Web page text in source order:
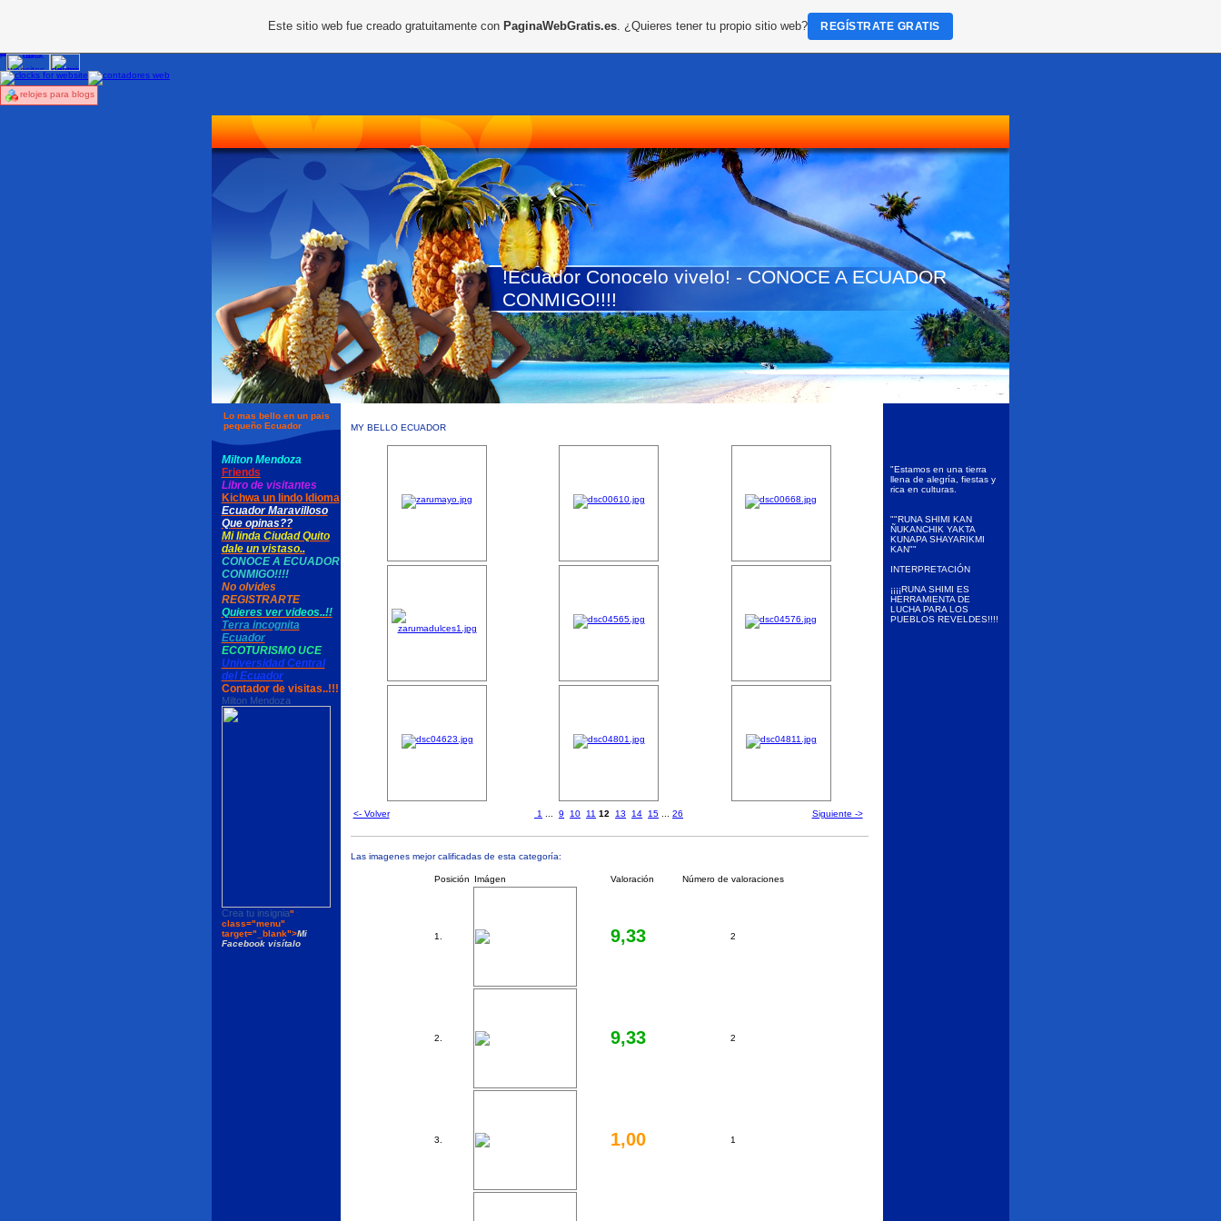
relojes para blogs
!Ecuador Conocelo vivelo! - CONOCE A ECUADOR
CONMIGO!!!!
Lo mas bello en un pais
pequeño Ecuador
Milton Mendoza
Friends
Libro de visitantes
Kichwa un lindo Idioma
Ecuador Maravilloso
Que opinas??
Mi linda Ciudad Quito
dale un vistaso..
CONOCE A ECUADOR
CONMIGO!!!!
No olvides
REGISTRARTE
Quieres ver videos..!!
Terra incognita
Ecuador
ECOTURISMO UCE
Universidad Central
del Ecuador
Contador de visitas..!!!
Milton Mendoza
Crea tu insignia"
class="menu"
target="_blank">Mi
Facebook visítalo
MY BELLO ECUADOR
<- Volver 1 ...9 10 11 12 13 14 15 ...26 Siguiente ->
Las imagenes mejor calificadas de esta categoría:
Posición Imágen Valoración Número de valoraciones
1. 9,33 2
2. 9,33 2
3. 1,00 1
"Estamos en una tierra
llena de alegría, fiestas y
rica en culturas.
""RUNA SHIMI KAN
ÑUKANCHIK YAKTA
KUNAPA SHAYARIKMI
KAN""
INTERPRETACIÓN
¡¡¡¡RUNA SHIMI ES
HERRAMIENTA DE
LUCHA PARA LOS
PUEBLOS REVELDES!!!!
Este sitio web fue creado gratuitamente con PaginaWebGratis.es. ¿Quieres tener tu propio sitio web? REGÍSTRATE GRATIS